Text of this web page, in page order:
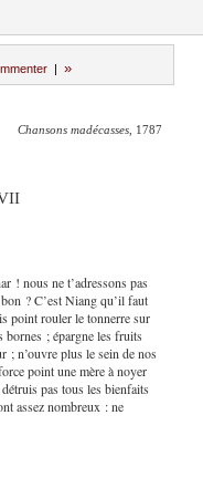
| »
Chansons madécasses , 1787
! nous ne t’adressons pas
? C’est Niang qu’il faut
point rouler le tonnerre sur
bornes ; épargne les fruits
; n’ouvre plus le sein de nos
point une mère à noyer
pas tous les bienfaits
assez nombreux : ne